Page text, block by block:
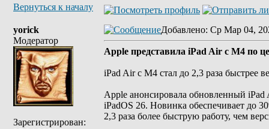
Вернуться к началу
yorick
Модератор
Зарегистрирован:
Добавлено: Ср Мар 04,
Apple представила iPad Air с M4 по
iPad Air с M4 стал до 2,3 раза быстрее
Apple анонсировала обновленный
iPadOS 26. Новинка обеспечивает до
2,3 раза более быструю работу, чем